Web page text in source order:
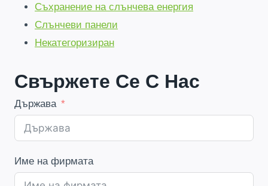
Съхранение на слънчева енергия
Слънчеви панели
Некатегоризиран
Свържете Се С Нас
Държава
Име на фирмата